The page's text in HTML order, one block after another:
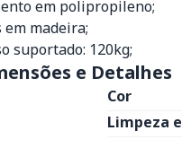
em polipropileno;
em madeira;
suportado: 120kg;
e Detalhes
Cor
Limpeza